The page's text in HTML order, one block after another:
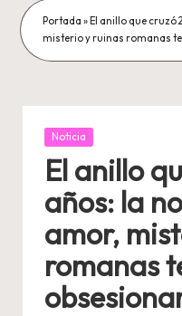
Portada » El anillo que cruzó
misterio y ruinas romanas
Publicada
Noticia
El anillo
años: la
amor,
romanas